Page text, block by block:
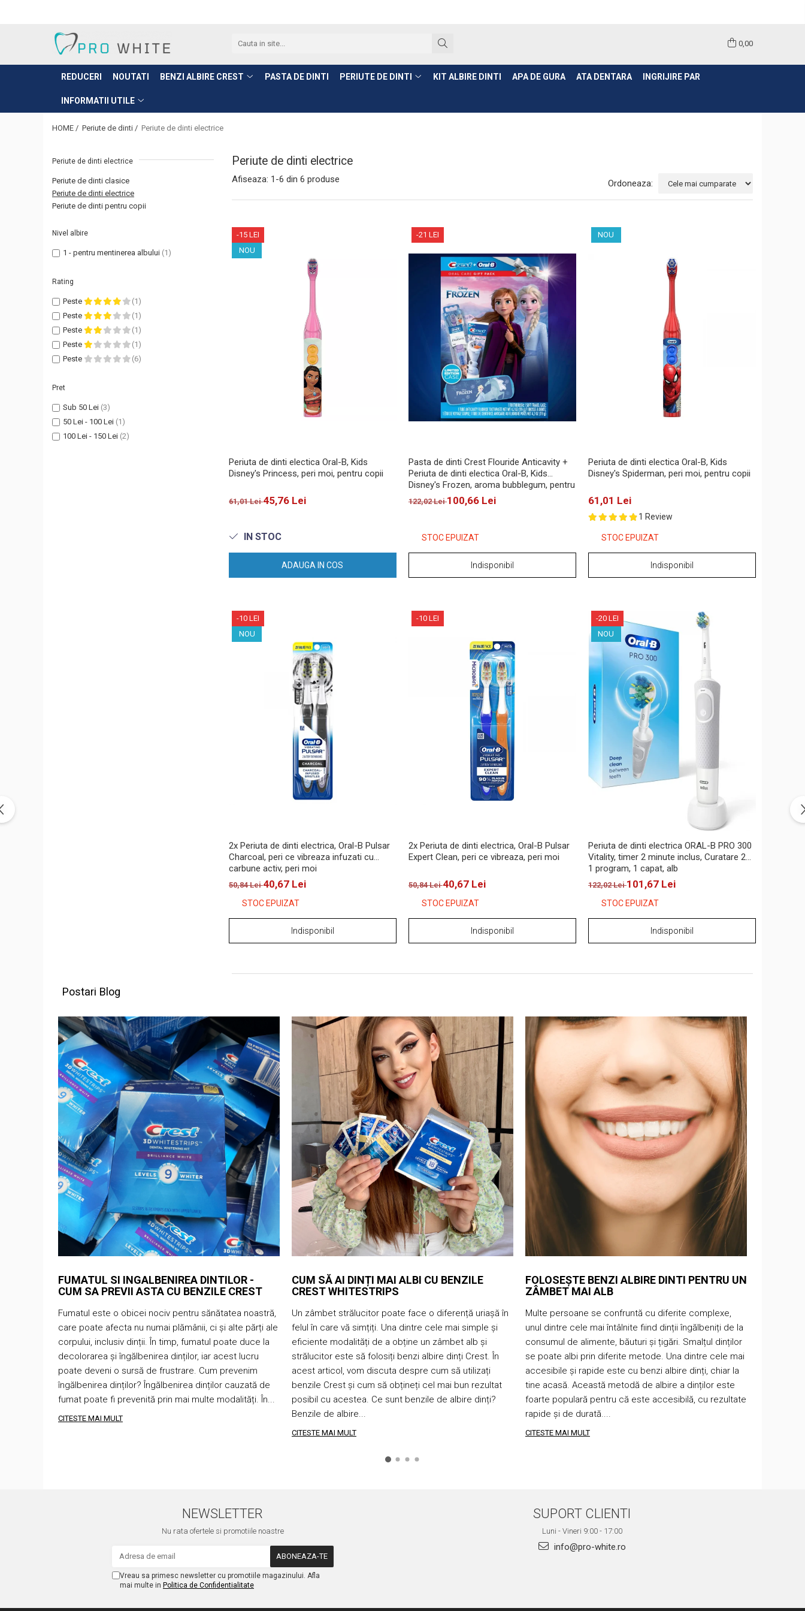
Benzi albire Crest
● Albirea dintilor pentru prima data
● Benzi pentru albire rapida/ocazie
Periute de dinti
● Periute de dinti clasice
● Periute de dinti electrice
Informatii utile
Intrebari Frecvente
Crest original sau fake?
0,00
REDUCERI NOUTATI BENZI ALBIRE CREST PASTA DE DINTI PERIUTE DE DINTI KIT ALBIRE DINTI APA DE GURA ATA DENTARA INGRIJIRE PAR
INFORMATII UTILE
HOME / Periute de dinti / Periute de dinti electrice
Periute de dinti electrice
Periute de dinti electrice
Periute de dinti clasice
Periute de dinti electrice
Periute de dinti pentru copii
Nivel albire
1 - pentru mentinerea albului (1)
Rating
Peste
(1)
Peste
(1)
Peste
(1)
Peste
(1)
Peste
(6)
Pret
Sub 50 Lei (3)
50 Lei - 100 Lei (1)
100 Lei - 150 Lei (2)
Afiseaza: 1-6 din 6 produse Ordoneaza:
-15 LEI
NOU
Periuta de dinti electica Oral-B, Kids
Disney's Princess, peri moi, pentru copii
61,01 Lei45,76 Lei
IN STOC
ADAUGA IN COS
-21 LEI
Pasta de dinti Crest Flouride Anticavity +
Periuta de dinti electica Oral-B, Kids
Disney's Frozen, aroma bubblegum, pentru
copii, 119g
122,02 Lei100,66 Lei
STOC EPUIZAT
Indisponibil
NOU
Periuta de dinti electica Oral-B, Kids
Disney's Spiderman, peri moi, pentru copii
61,01 Lei
1 Review
STOC EPUIZAT
Indisponibil
-10 LEI
NOU
2x Periuta de dinti electrica, Oral-B Pulsar
Charcoal, peri ce vibreaza infuzati cu
carbune activ, peri moi
50,84 Lei40,67 Lei
STOC EPUIZAT
Indisponibil
-10 LEI
2x Periuta de dinti electrica, Oral-B Pulsar
Expert Clean, peri ce vibreaza, peri moi
50,84 Lei40,67 Lei
STOC EPUIZAT
Indisponibil
-20 LEI
NOU
Periuta de dinti electrica ORAL-B PRO 300
Vitality, timer 2 minute inclus, Curatare 2D,
1 program, 1 capat, alb
122,02 Lei101,67 Lei
STOC EPUIZAT
Indisponibil
Postari Blog
FUMATUL SI INGALBENIREA DINTILOR -
CUM SA PREVII ASTA CU BENZILE CREST
Fumatul este o obicei nociv pentru sănătatea noastră,
care poate afecta nu numai plămânii, ci și alte părți ale
corpului, inclusiv dinții. În timp, fumatul poate duce la
decolorarea și îngălbenirea dinților, iar acest lucru
poate deveni o sursă de frustrare. Cum prevenim
îngălbenirea dinților? Îngălbenirea dinților cauzată de
fumat poate fi prevenită prin mai multe modalități. În...
CITESTE MAI MULT
CUM SĂ AI DINȚI MAI ALBI CU BENZILE
CREST WHITESTRIPS
Un zâmbet strălucitor poate face o diferență uriașă în
felul în care vă simțiți. Una dintre cele mai simple și
eficiente modalități de a obține un zâmbet alb și
strălucitor este să folosiți benzi albire dinți Crest. În
acest articol, vom discuta despre cum să utilizați
benzile Crest și cum să obțineți cel mai bun rezultat
posibil cu acestea. Ce sunt benzile de albire dinți?
Benzile de albire...
CITESTE MAI MULT
FOLOSEȘTE BENZI ALBIRE DINTI PENTRU UN
ZÂMBET MAI ALB
Multe persoane se confruntă cu diferite complexe,
unul dintre cele mai întâlnite fiind dinții îngălbeniți de la
consumul de alimente, băuturi și țigări. Smalțul dinților
se poate albi prin diferite metode. Una dintre cele mai
accesibile și rapide este cu benzi albire dinți, chiar la
tine acasă. Această metodă de albire a dinților este
foarte populară pentru că este accesibilă, cu rezultate
rapide și de durată....
CITESTE MAI MULT
NEWSLETTER
Nu rata ofertele si promotiile noastre
Vreau sa primesc newsletter cu promotiile magazinului. Afla
mai multe in Politica de Confidentialitate
SUPORT CLIENTI
Luni - Vineri 9:00 - 17:00
info@pro-white.ro